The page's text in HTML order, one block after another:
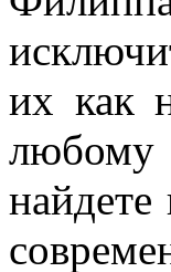
их как
любому
найдете